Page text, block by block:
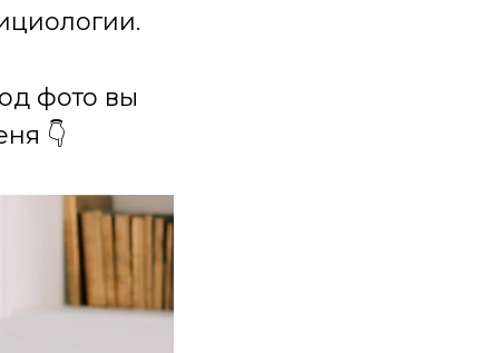
фото вы
👇